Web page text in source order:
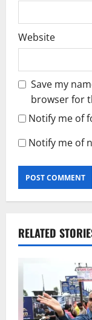
Website
Save my
browser for
Notify me of
Notify me of
RELATED